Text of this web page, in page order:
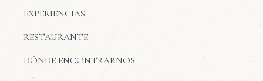
EXPERIENCIAS
RESTAURANTE
DÓNDE ENCONTRARNOS